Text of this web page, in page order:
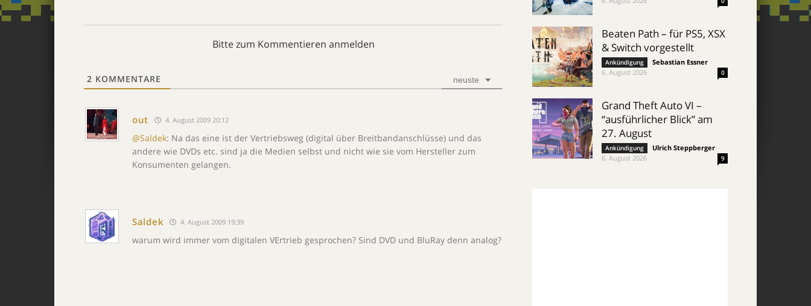
Bitte zum Kommentieren anmelden
2 KOMMENTARE neuste
out 4. August 2009 20:12
@Saldek: Na das eine ist der Vertriebsweg (digital über Breitbandanschlüsse) und das
andere wie DVDs etc. sind ja die Medien selbst und nicht wie sie vom Hersteller zum
Konsumenten gelangen.
Saldek 4. August 2009 19:39
warum wird immer vom digitalen VErtrieb gesprochen? Sind DVD und BluRay denn analog?
Beaten Path – für PS5, XSX
& Switch vorgestellt
Ankündigung Sebastian Essner
6. August 2026
0
Grand Theft Auto VI –
“ausführlicher Blick” am
27. August
Ankündigung Ulrich Steppberger
6. August 2026
9